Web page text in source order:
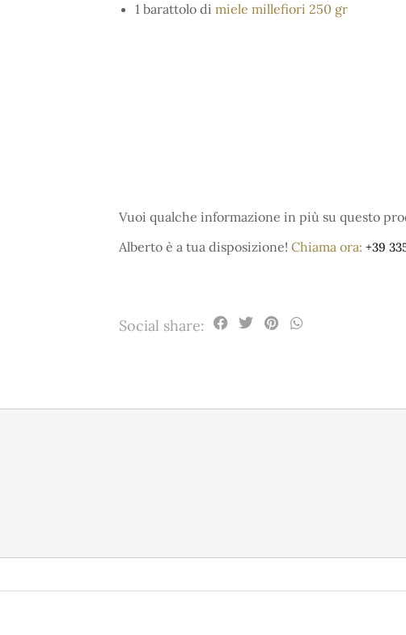
1 barattolo di miele millefiori 250 gr
Vuoi qualche informazione in più su questo
Alberto è a tua disposizione! Chiama ora: +39
Social share: